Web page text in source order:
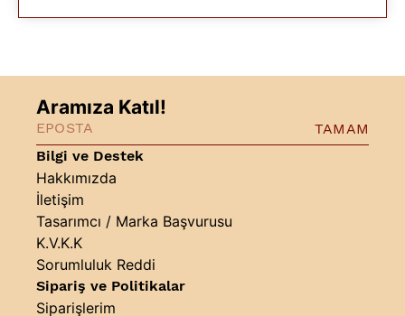
Bilgi ve Destek
Hakkımızda
İletişim
Tasarımcı / Marka Başvurusu
K.V.K.K
Sorumluluk Reddi
Sipariş ve Politikalar
Siparişlerim
Aramıza Katıl!
TAMAM